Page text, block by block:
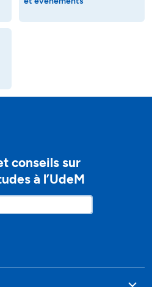
conseils sur
à l’UdeM